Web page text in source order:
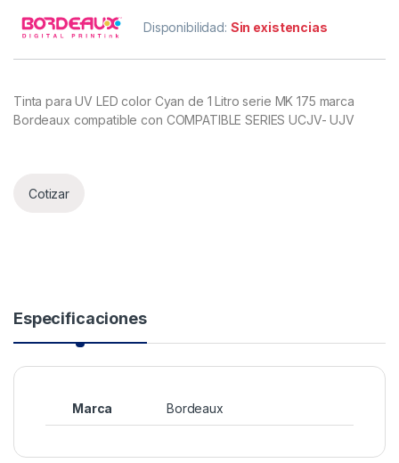
Disponibilidad: Sin existencias
Tinta para UV LED color Cyan de 1 Litro serie MK 175 marca
Bordeaux compatible con COMPATIBLE SERIES UCJV- UJV
Cotizar
Especificaciones
Marca Bordeaux